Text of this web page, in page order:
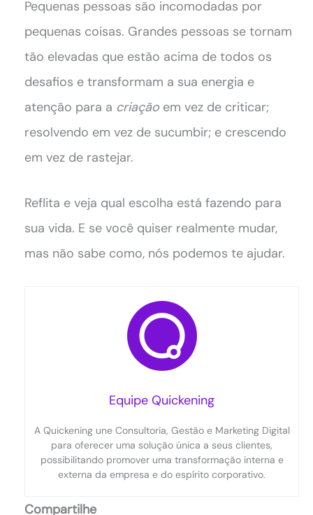
Pequenas pessoas são incomodadas por
pequenas coisas. Grandes pessoas se tornam
tão elevadas que estão acima de todos os
desafios e transformam a sua energia e
atenção para a criação em vez de criticar;
resolvendo em vez de sucumbir; e crescendo
em vez de rastejar.
Reflita e veja qual escolha está fazendo para
sua vida. E se você quiser realmente mudar,
mas não sabe como, nós podemos te ajudar.
Equipe Quickening
A Quickening une Consultoria, Gestão e Marketing Digital
para oferecer uma solução única a seus clientes,
possibilitando promover uma transformação interna e
externa da empresa e do espírito corporativo.
Compartilhe